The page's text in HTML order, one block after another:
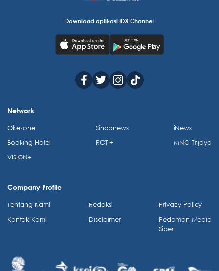
Download aplikasi IDX Channel
Network
Okezone
Booking Hotel
VISION+
Sindonews
RCTI+
iNews
MNC Trijaya
Company Profile
Tentang Kami
Kontak Kami
Redaksi
Disclaimer
Privacy Policy
Pedoman Media
Siber